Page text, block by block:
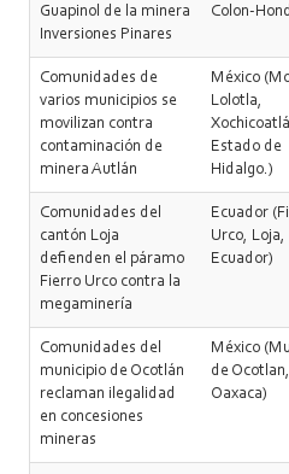
Guapinol de la minera
Inversiones Pinares
Colon-
Comunidades de
varios municipios se
movilizan contra
contaminación de
minera Autlán
México
Lolotla,
Estado de
Hidalgo.)
Comunidades del
cantón Loja
defienden el páramo
Fierro Urco contra la
megaminería
Ecuador
Urco, Loja,
Ecuador)
Comunidades del
municipio de Ocotlán
reclaman ilegalidad
en concesiones
mineras
México
de Ocotlan,
Oaxaca)